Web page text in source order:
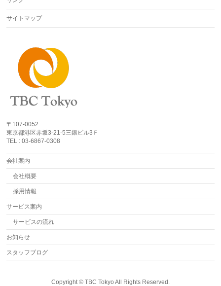
サイトマップ
〒107-0052
東京都港区赤坂3-21-5三銀ビル3Ｆ
TEL : 03-6867-0308
会社案内
会社概要
採用情報
サービス案内
サービスの流れ
お知らせ
スタッフブログ
Copyright © TBC Tokyo All Rights Reserved.